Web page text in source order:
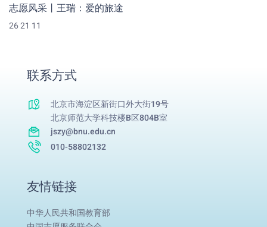
志愿风采丨王瑞：爱的旅途
26 21 11
联系方式
北京市海淀区新街口外大街19号
北京师范大学科技楼B区804B室
jszy@bnu.edu.cn
010-58802132
友情链接
中华人民共和国教育部